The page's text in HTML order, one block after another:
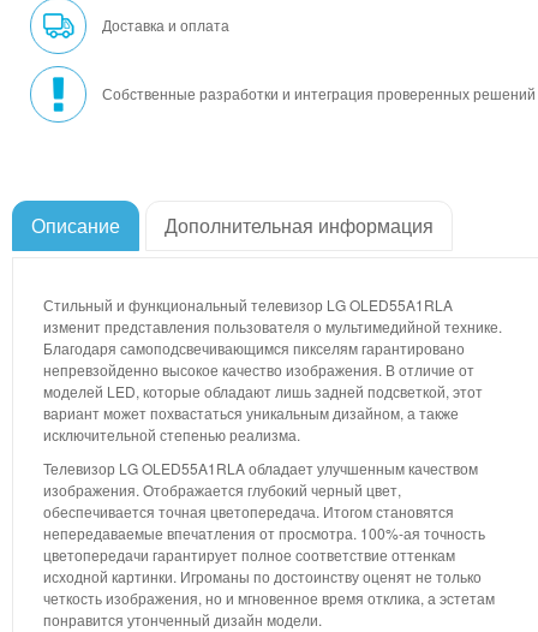
Доставка и оплата
Собственные разработки и интеграция проверенных решений
Описание Дополнительная информация
Стильный и функциональный телевизор LG OLED55A1RLA
изменит представления пользователя о мультимедийной технике.
Благодаря самоподсвечивающимся пикселям гарантировано
непревзойденно высокое качество изображения. В отличие от
моделей LED, которые обладают лишь задней подсветкой, этот
вариант может похвастаться уникальным дизайном, а также
исключительной степенью реализма.
Телевизор LG OLED55A1RLA обладает улучшенным качеством
изображения. Отображается глубокий черный цвет,
обеспечивается точная цветопередача. Итогом становятся
непередаваемые впечатления от просмотра. 100%-ая точность
цветопередачи гарантирует полное соответствие оттенкам
исходной картинки. Игроманы по достоинству оценят не только
четкость изображения, но и мгновенное время отклика, а эстетам
понравится утонченный дизайн модели.